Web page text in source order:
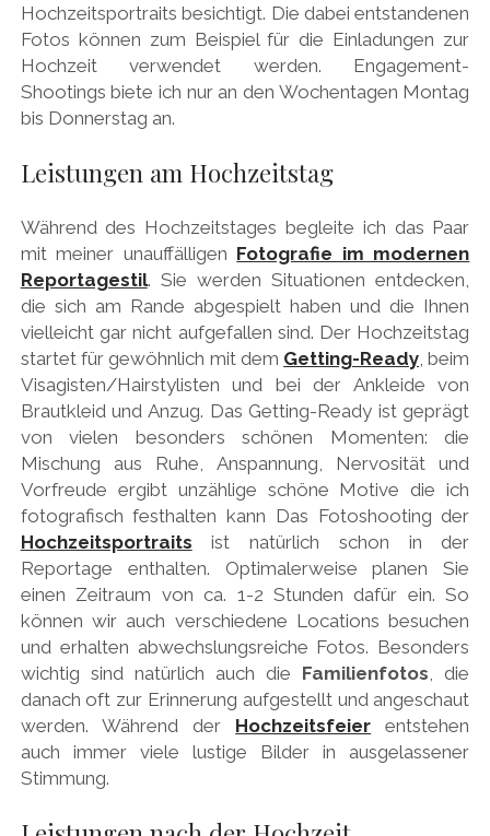
Hochzeitsportraits besichtigt. Die dabei entstandenen
Fotos können zum Beispiel für die Einladungen zur
Hochzeit verwendet werden. Engagement-
Shootings biete ich nur an den Wochentagen Montag
bis Donnerstag an.
Leistungen am Hochzeitstag
Während des Hochzeitstages begleite ich das Paar
mit meiner unauffälligen Fotografie im modernen
Reportagestil. Sie werden Situationen entdecken,
die sich am Rande abgespielt haben und die Ihnen
vielleicht gar nicht aufgefallen sind. Der Hochzeitstag
startet für gewöhnlich mit dem Getting-Ready, beim
Visagisten/Hairstylisten und bei der Ankleide von
Brautkleid und Anzug. Das Getting-Ready ist geprägt
von vielen besonders schönen Momenten: die
Mischung aus Ruhe, Anspannung, Nervosität und
Vorfreude ergibt unzählige schöne Motive die ich
fotografisch festhalten kann Das Fotoshooting der
Hochzeitsportraits ist natürlich schon in der
Reportage enthalten. Optimalerweise planen Sie
einen Zeitraum von ca. 1-2 Stunden dafür ein. So
können wir auch verschiedene Locations besuchen
und erhalten abwechslungsreiche Fotos. Besonders
wichtig sind natürlich auch die Familienfotos, die
danach oft zur Erinnerung aufgestellt und angeschaut
werden. Während der Hochzeitsfeier entstehen
auch immer viele lustige Bilder in ausgelassener
Stimmung.